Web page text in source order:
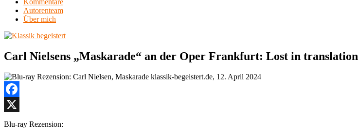
Kommentare
Autorenteam
Über mich
Carl Nielsens „Maskarade“ an der Oper Frankfurt: Lost in translation
Facebook
X
Blu-ray Rezension: